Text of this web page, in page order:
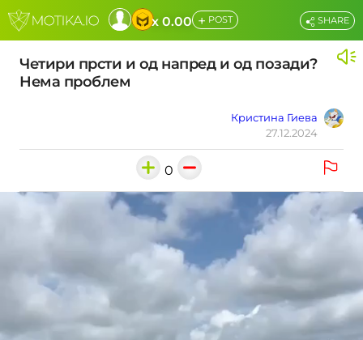
x 0.00 + POST
Четири прсти и од напред и од позади?
Нема проблем
Кристина Гиева
27.12.2024
SHARE
0